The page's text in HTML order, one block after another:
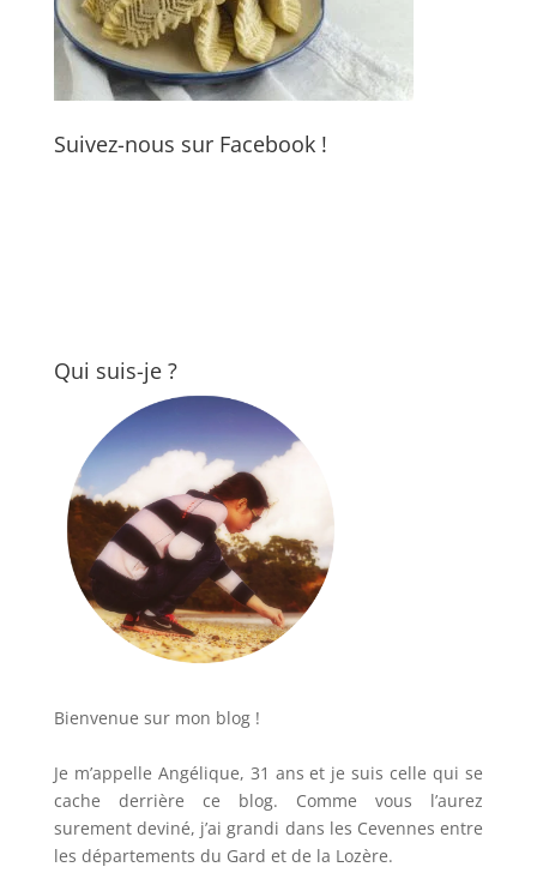
Suivez-nous sur Facebook !
Qui suis-je ?
Bienvenue sur mon blog !
Je m’appelle Angélique, 31 ans et je suis celle qui se
cache derrière ce blog. Comme vous l’aurez
surement deviné, j’ai grandi dans les Cevennes entre
les départements du Gard et de la Lozère.